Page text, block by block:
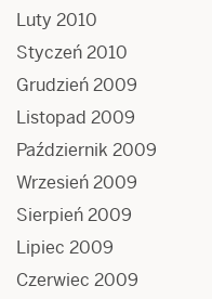
Luty 2010
Styczeń 2010
Grudzień 2009
Listopad 2009
Październik 2009
Wrzesień 2009
Sierpień 2009
Lipiec 2009
Czerwiec 2009